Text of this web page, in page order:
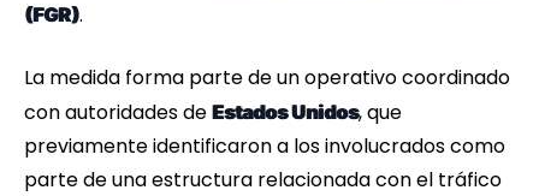
(FGR).
La medida forma parte de un operativo coordinado
con autoridades de Estados Unidos, que
previamente identificaron a los involucrados como
parte de una estructura relacionada con el tráfico